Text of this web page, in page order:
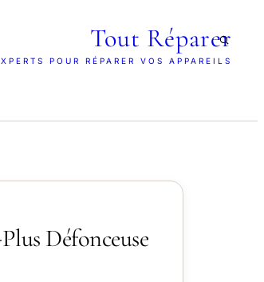
Tout Réparer
POUR RÉPARER VOS APPAREILS
Défonceuse